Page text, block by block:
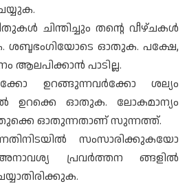
ചിന്തിച്ചും തന്റെ വീഴ്ചകൾ
ഓതുക. പക്ഷേ,
പാടില്ല.
ഉറങ്ങുന്നവർക്കോ ശല്യം
ഉറക്കെ ഓതുക. ലോകമാന്യം
ഓതുന്നതാണ് സുന്നത്ത്.
സംസാരിക്കുകയോ
പ്രവർത്തന ങ്ങളിൽ